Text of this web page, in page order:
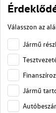
Válasszon az
Jármű
Jármű